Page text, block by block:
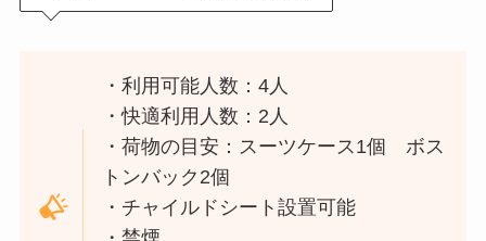
・利用可能人数：4人
・快適利用人数：2人
・荷物の目安：スーツケース1個 ボス
トンバック2個
・チャイルドシート設置可能